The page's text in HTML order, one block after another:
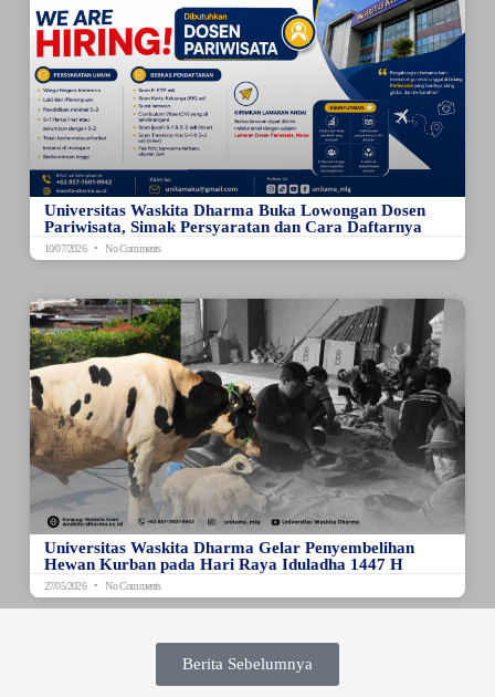
Universitas Waskita Dharma Buka Lowongan Dosen
Pariwisata, Simak Persyaratan dan Cara Daftarnya
10/07/2026 No Comments
Universitas Waskita Dharma Gelar Penyembelihan
Hewan Kurban pada Hari Raya Iduladha 1447 H
27/05/2026 No Comments
Berita Sebelumnya